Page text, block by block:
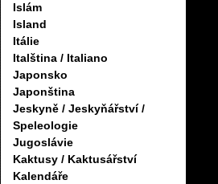
Islám
Island
Itálie
Italština / Italiano
Japonsko
Japonština
Jeskyně / Jeskyňářství /
Speleologie
Jugoslávie
Kaktusy / Kaktusářství
Kalendáře